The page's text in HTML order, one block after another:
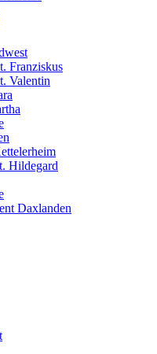
Franziskus
Valentin
Hildegard
Daxlanden